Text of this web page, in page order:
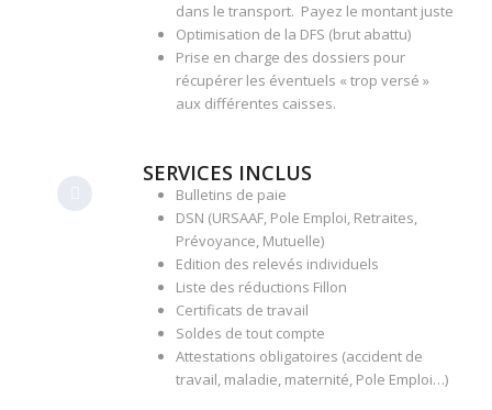
dans le transport. Payez le montant juste
Optimisation de la DFS (brut abattu)
Prise en charge des dossiers pour
récupérer les éventuels « trop versé »
aux différentes caisses.
SERVICES INCLUS
Bulletins de paie
DSN (URSAAF, Pole Emploi, Retraites,
Prévoyance, Mutuelle)
Edition des relevés individuels
Liste des réductions Fillon
Certificats de travail
Soldes de tout compte
Attestations obligatoires (accident de
travail, maladie, maternité, Pole Emploi…)